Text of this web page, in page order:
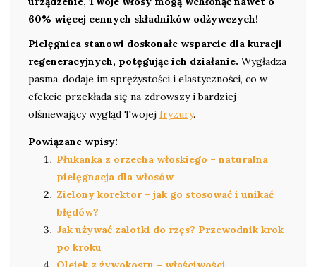
60% więcej cennych składników odżywczych!
Pielęgnica stanowi doskonałe wsparcie dla kuracji
regeneracyjnych, potęgując ich działanie. Wygładza
pasma, dodaje im sprężystości i elastyczności, co w
efekcie przekłada się na zdrowszy i bardziej
olśniewający wygląd Twojej fryzury.
Powiązane wpisy:
Płukanka z orzecha włoskiego – naturalna
pielęgnacja dla włosów
Zielony korektor – jak go stosować i unikać
błędów?
Jak używać zalotki do rzęs? Przewodnik krok
po kroku